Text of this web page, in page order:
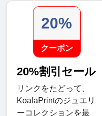
20%
クーポン
20%割引セール
リンクをたどって、
KoalaPrintのジュエリ
ーコレクションを最